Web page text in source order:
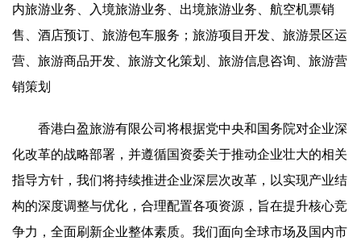
内旅游业务、入境旅游业务、出境旅游业务、航空机票销
售、酒店预订、旅游包车服务；旅游项目开发、旅游景区运
营、旅游商品开发、旅游文化策划、旅游信息咨询、旅游营
销策划
香港白盈旅游有限公司将根据党中央和国务院对企业深
化改革的战略部署，并遵循国资委关于推动企业壮大的相关
指导方针，我们将持续推进企业深层次改革，以实现产业结
构的深度调整与优化，合理配置各项资源，旨在提升核心竞
争力，全面刷新企业整体素质。我们面向全球市场及国内市